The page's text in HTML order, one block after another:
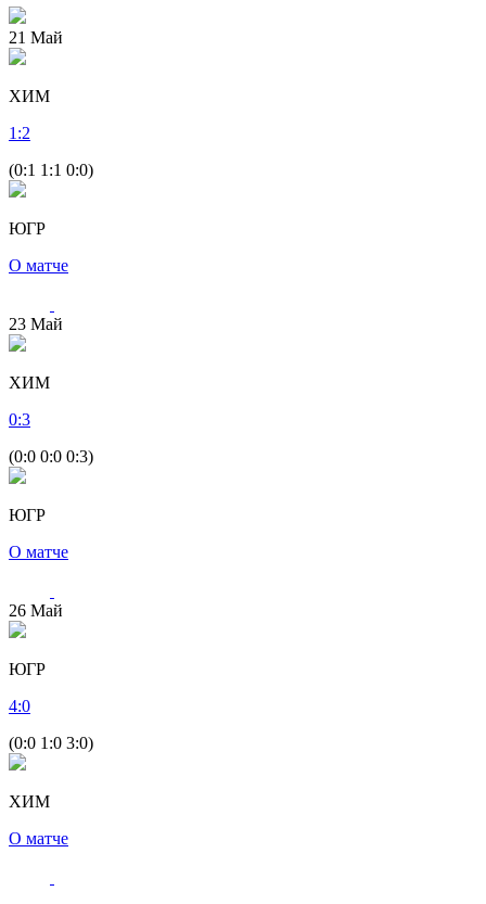
21 Май
ХИМ
1 :2
(0:1 1:1 0:0)
ЮГР
О матче
23 Май
ХИМ
0:3
(0:0 0:0 0:3)
ЮГР
О матче
26 Май
ЮГР
4:0
(0:0 1:0 3:0)
ХИМ
О матче